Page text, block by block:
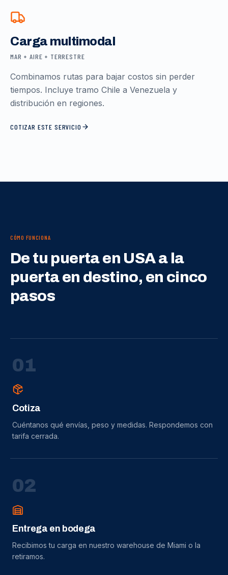
Carga multimodal
MAR + AIRE + TERRESTRE
Combinamos rutas para bajar costos sin perder
tiempos. Incluye tramo Chile a Venezuela y
distribución en regiones.
COTIZAR ESTE SERVICIO
CÓMO FUNCIONA
De tu puerta en USA a la
puerta en destino, en cinco
pasos
01
Cotiza
Cuéntanos qué envías, peso y medidas. Respondemos con
tarifa cerrada.
02
Entrega en bodega
Recibimos tu carga en nuestro warehouse de Miami o la
retiramos.